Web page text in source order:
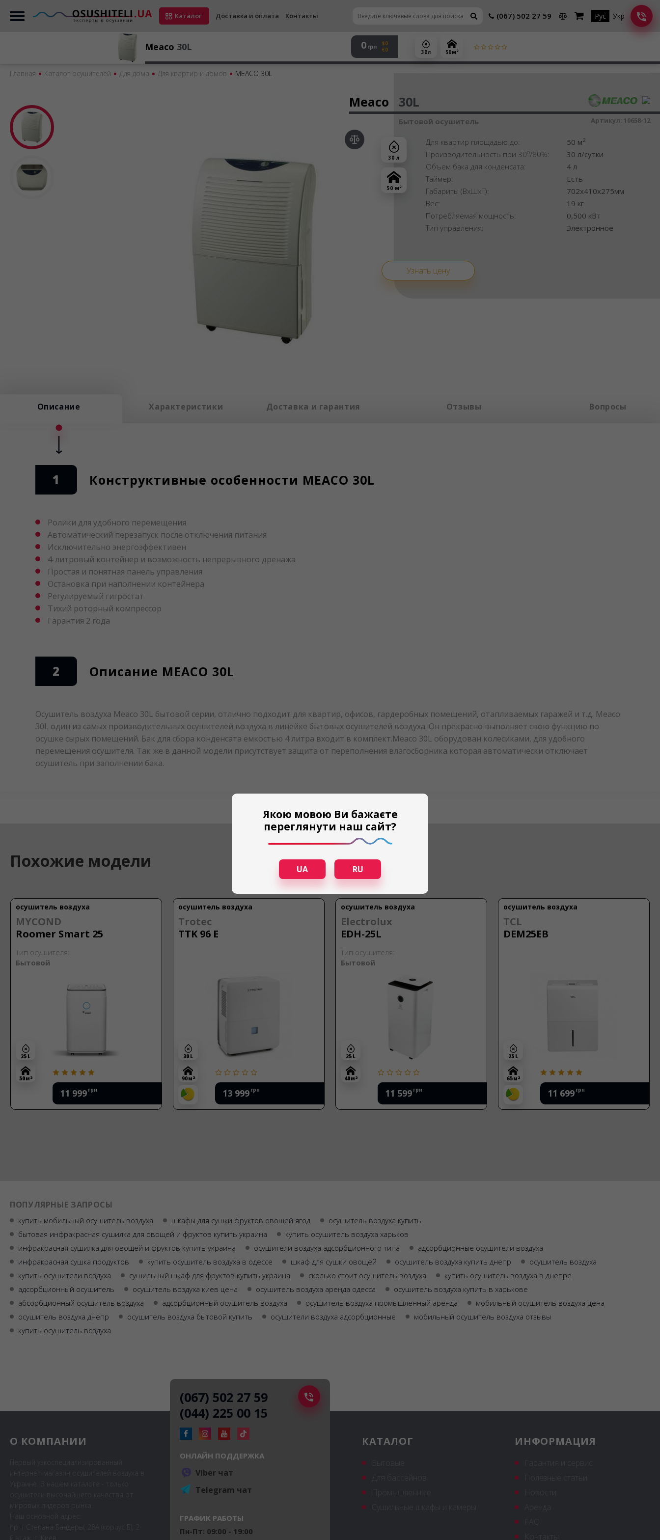
Каталог Доставка и оплата Контакты (067) 502 27 59 Рус Укр
Главная Каталог осушителей Для дома Для квартир и домов MEACO 30L
Meaco 30L 0 грн
$0
€0
30 л 50 м 2
30 л
50 м 2
Осушитель воздуха
Meaco 30L
Бытовой осушитель Артикул: 10658-12
Для квартир площадью до: 50 м2
Производительность при 30o/80%:
30 л/сутки
Объем бака для конденсата:
4 л
Таймер:
Есть
Габариты (ВхШхГ):
702x410x275мм
Вес:
19 кг
Потребляемая мощность:
0,500 кВт
Тип управления:
Электронное
Узнать цену
Описание Характеристики Доставка и гарантия Отзывы Вопросы
1 Конструктивные особенности MEACO 30L
Ролики для удобного перемещения
Автоматический перезапуск после отключения питания
Исключительно энергоэффективен
4-литровый контейнер и возможность непрерывного дренажа
Простая и понятная панель управления
Остановка при наполнении контейнера
Регулируемый гигростат
Тихий роторный компрессор
Гарантия 2 года
2 Описание MEACO 30L
Осушитель воздуха Meaco 30L бытовой серии, отлично подходит для квартир, офисов, гардеробных помещений, отапливаемых гаражей и т.д. Meaco
30L один из самых производительных осушителей воздуха в линейке бытовых осушителей воздуха. Он прекрасно выполняет свою функцию по
осушке сырых помещений. Бак для сбора конденсата емкостью 4 литра входит в комплект.Meaco 30L оборудован колесиками, для удобного
перемещения осушителя. Так же в данной модели присутствует защита от переполнения влагосборника которая автоматически отключает
осушитель при заполнении бака.
Похожие модели
осушитель воздуха
MYCOND
Roomer Smart 25
Тип осушителя:
Бытовой
11 999 грн
25 L
50 м 2
осушитель воздуха
Trotec
TTK 96 E
13 999 грн
30 L
90 м 2
осушитель воздуха
Electrolux
EDH-25L
Тип осушителя:
Бытовой
11 599 грн
25 L
40 м 2
осушитель воздуха
TCL
DEM25EB
11 699 грн
25 L
65 м 2
ПОПУЛЯРНЫЕ ЗАПРОСЫ
купить мобильный осушитель воздуха шкафы для сушки фруктов овощей ягод
осушитель воздуха купить
бытовая инфракрасная сушилка для овощей и фруктов купить украина
купить осушитель воздуха харьков
инфракрасная сушилка для овощей и фруктов купить украина
осушители воздуха адсорбционного типа
адсорбционные осушители воздуха
инфракрасная сушка продуктов
купить осушитель воздуха в одессе шкаф для сушки овощей осушитель воздуха купить днепр
осушитель воздуха
купить осушители воздуха
сушильный шкаф для фруктов купить украина сколько стоит осушитель воздуха
купить осушитель воздуха в днепре
адсорбционный осушитель
осушитель воздуха киев цена осушитель воздуха аренда одесса
осушитель воздуха купить в харькове
абсорбционный осушитель воздуха
адсорбционный осушитель воздуха осушитель воздуха промышленный аренда
мобильный осушитель воздуха цена
осушитель воздуха днепр
осушитель воздуха бытовой купить осушители воздуха адсорбционные
мобильный осушитель воздуха отзывы
купить осушитель воздуха
О КОМПАНИИ ИНФОРМАЦИЯ
КАТАЛОГ
Для бассейнов
(067) 502 27 59
(044) 225 00 15
ОНЛАЙН ПОДДЕРЖКА
Viber чат
Telegram чат
ГРАФИК РАБОТЫ
Пн-Пт: 09:00 - 19:00
Якою мовою Ви бажаєте
переглянути наш сайт?
UA RU